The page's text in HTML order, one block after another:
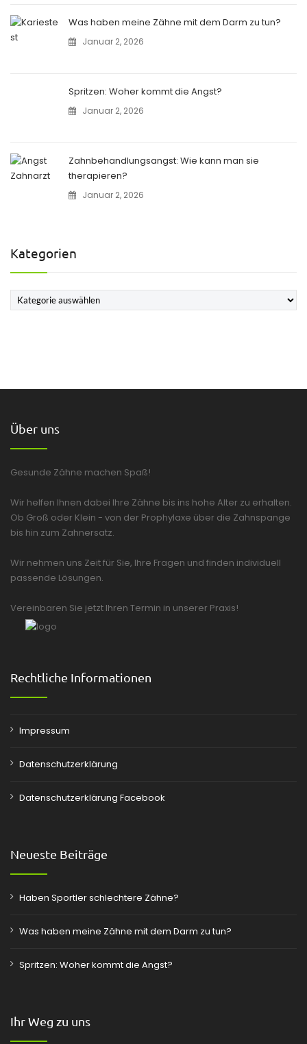
Was haben meine Zähne mit dem Darm zu tun?
Januar 2, 2026
Spritzen: Woher kommt die Angst?
Januar 2, 2026
Zahnbehandlungsangst: Wie kann man sie
therapieren?
Januar 2, 2026
Kategorien
Kategorien
Über uns
Gesunde Zähne machen Spaß!
Wir helfen Ihnen dabei Ihre Zähne bis ins hohe Alter zu erhalten.
Ob Groß oder Klein - von der Prophylaxe über die Zahnspange
bis hin zum Zahnersatz.
Wir nehmen uns Zeit für Sie, Ihre Fragen und finden individuell
passende Lösungen.
Vereinbaren Sie jetzt Ihren Termin in unserer Praxis!
Rechtliche Informationen
Impressum
Datenschutzerklärung
Datenschutzerklärung Facebook
Neueste Beiträge
Haben Sportler schlechtere Zähne?
Was haben meine Zähne mit dem Darm zu tun?
Spritzen: Woher kommt die Angst?
Ihr Weg zu uns